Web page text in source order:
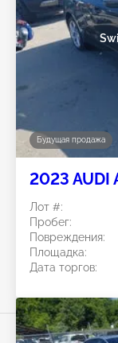
Будущая продажа
2023 AUDI
Лот #:
Пробег:
Повреждения:
Площадка:
Дата торгов: